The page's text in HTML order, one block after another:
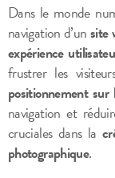
Dans le monde
navigation d’unsite
expérience
frustrer les
positionnement
navigation et
cruciales dans la
photographique.